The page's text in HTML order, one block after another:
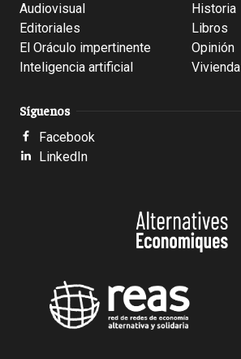
Audiovisual
Editoriales
El Oráculo impertinente
Inteligencia artificial
Historia
Libros
Opinión
Vivienda
Síguenos
Facebook
LinkedIn